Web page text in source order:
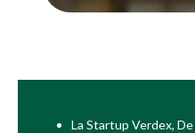
La Startup Verdex, De